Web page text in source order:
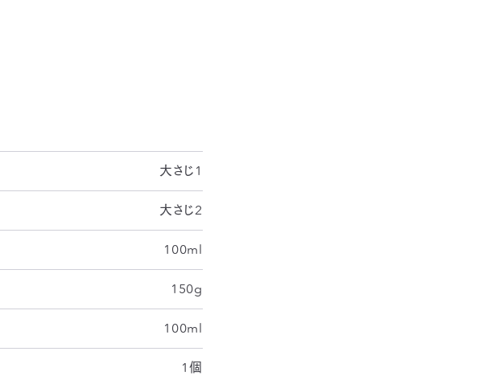
大さじ1
大さじ2
100ml
150g
100ml
1個